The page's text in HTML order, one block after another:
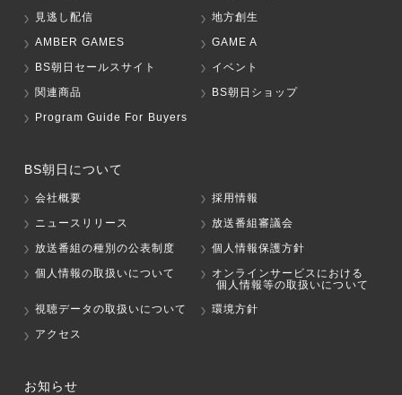
見逃し配信
地方創生
AMBER GAMES
GAME A
BS朝日セールスサイト
イベント
関連商品
BS朝日ショップ
Program Guide For Buyers
BS朝日について
会社概要
採用情報
ニュースリリース
放送番組審議会
放送番組の種別の公表制度
個人情報保護方針
個人情報の取扱いについて
オンラインサービスにおける
個人情報等の取扱いについて
視聴データの取扱いについて
環境方針
アクセス
お知らせ